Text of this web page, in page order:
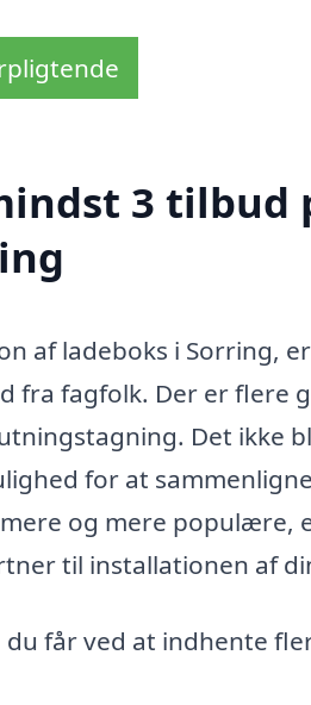
3 tilbud
af ladeboks i Sorring,
fra fagfolk. Der er flere
Det ikke
for at
og mere populære,
til installationen af
får ved at indhente